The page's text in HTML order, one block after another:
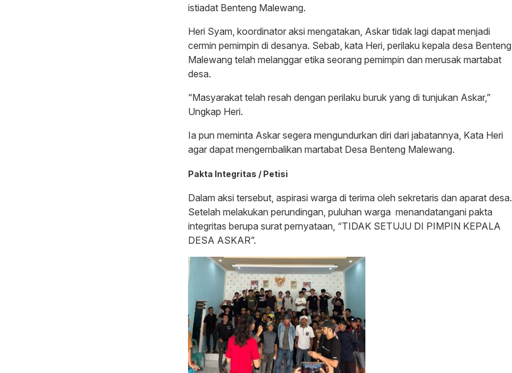
istiadat Benteng Malewang.
Heri Syam, koordinator aksi mengatakan, Askar tidak lagi dapat menjadi
cermin pemimpin di desanya. Sebab, kata Heri, perilaku kepala desa Benteng
Malewang telah melanggar etika seorang pemimpin dan merusak martabat
desa.
“Masyarakat telah resah dengan perilaku buruk yang di tunjukan Askar,”
Ungkap Heri.
Ia pun meminta Askar segera mengundurkan diri dari jabatannya, Kata Heri
agar dapat mengembalikan martabat Desa Benteng Malewang.
Pakta Integritas / Petisi
Dalam aksi tersebut, aspirasi warga di terima oleh sekretaris dan aparat desa.
Setelah melakukan perundingan, puluhan warga menandatangani pakta
integritas berupa surat pernyataan, “TIDAK SETUJU DI PIMPIN KEPALA
DESA ASKAR”.